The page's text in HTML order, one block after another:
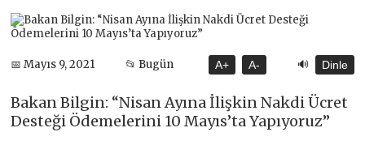
📅 Mayıs 9, 2021 📂 Bugün A+ A- 🔊 Dinle
Bakan Bilgin: “Nisan Ayına İlişkin Nakdi Ücret
Desteği Ödemelerini 10 Mayıs’ta Yapıyoruz”